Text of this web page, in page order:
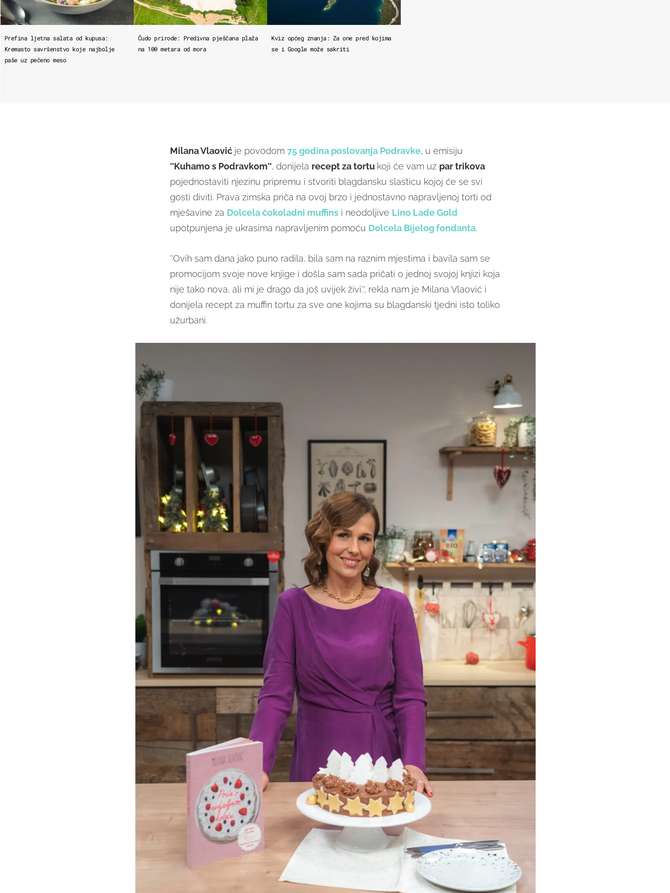
Prefina ljetna salata od kupusa:
Kremasto savršenstvo koje najbolje
paše uz pečeno meso
Čudo prirode: Predivna pješčana plaža
na 100 metara od mora
Kviz općeg znanja: Za one pred kojima
se i Google može sakriti
Milana Vlaović je povodom 75 godina poslovanja Podravke, u emisiju
''Kuhamo s Podravkom'', donijela recept za tortu koji će vam uz par trikova
pojednostaviti njezinu pripremu i stvoriti blagdansku slasticu kojoj će se svi
gosti diviti. Prava zimska priča na ovoj brzo i jednostavno napravljenoj torti od
mješavine za Dolcela čokoladni muffinsi neodoljive Lino Lade Gold
upotpunjena je ukrasima napravljenim pomoću Dolcela Bijelog fondanta.
''Ovih sam dana jako puno radila, bila sam na raznim mjestima i bavila sam se
promocijom svoje nove knjige i došla sam sada pričati o jednoj svojoj knjizi koja
nije tako nova, ali mi je drago da još uvijek živi.'', rekla nam je Milana Vlaović i
donijela recept za muffin tortu za sve one kojima su blagdanski tjedni isto toliko
užurbani.